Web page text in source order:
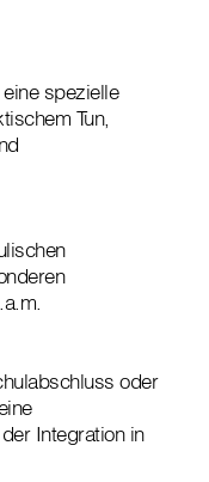
spezielle
Tun,
oder
Integration in